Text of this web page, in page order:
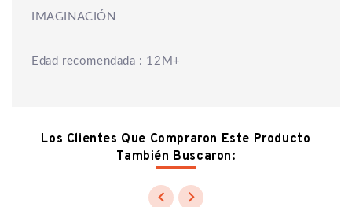
IMAGINACIÓN
Edad recomendada : 12M+
Los Clientes Que Compraron Este Producto
También Buscaron:
 